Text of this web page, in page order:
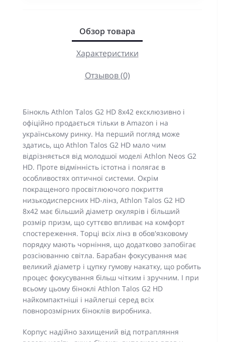
Обзор товара
Характеристики
Отзывов (0)
Бінокль Athlon Talos G2 HD 8x42 ексклюзивно і
офіційно продається тільки в Amazon і на
українському ринку. На перший погляд може
здатись, що Athlon Talos G2 HD мало чим
відрізняється від молодшої моделі Athlon Neos G2
HD. Проте відмінність істотна і полягає в
особливостях оптичної системи. Окрім
покращеного просвітлюючого покриття
низькодисперсних HD-лінз, Athlon Talos G2 HD
8x42 має більший діаметр окулярів і більший
розмір призм, що суттєво впливає на комфорт
спостереження. Торці всіх лінз в обов'язковому
порядку мають чорніння, що додатково запобігає
розсіюванню світла. Барабан фокусування має
великий діаметр і цупку гумову накатку, що робить
процес фокусування більш чітким і зручним. І при
всьому цьому біноклі Athlon Talos G2 HD
найкомпактніші і найлегші серед всіх
повнорозмірних біноклів виробника.
Корпус надійно захищений від потрапляння